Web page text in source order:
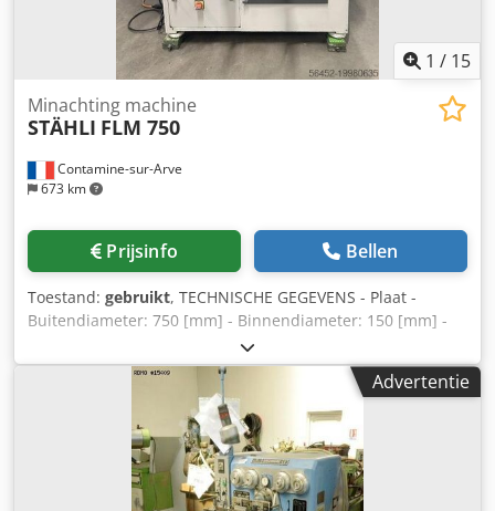
1 / 15
Contamine-sur-Arve
673 km
Minachting machine
STÄHLI FLM 750
Prijsinfo Bellen
Toestand: gebruikt, TECHNISCHE GEGEVENS - Plaat -
Buitendiameter: 750 [mm] - Binnendiameter: 150 [mm] -
Hoofdmotor vermogen: 4 [kW] - Voedingsspanning: 380 [V]
- Totaal aandrijfvermogen: 3,6 [kW] GEWICHT EN
AFMETINGEN Dcsdpfx Absxb Em Ns Esk - Benodigde
ruimte: 1100 x 1700 [mm] - Machinehoogte: 2000 [mm] -
Machinegewicht: 1100 [kg] - Aantal draaiuren: 5160 [uur]
Advertentie